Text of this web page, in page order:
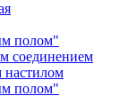
полом"
соединением
полом"